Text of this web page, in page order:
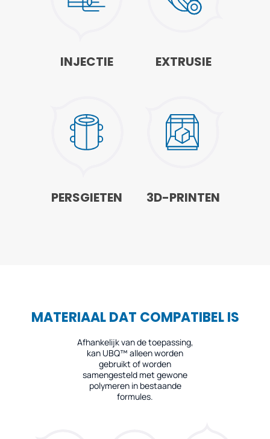
INJECTIE EXTRUSIE
PERSGIETEN 3D-PRINTEN
MATERIAAL DAT COMPATIBEL IS
Afhankelijk van de toepassing,
kan UBQ™ alleen worden
gebruikt of worden
samengesteld met gewone
polymeren in bestaande
formules.